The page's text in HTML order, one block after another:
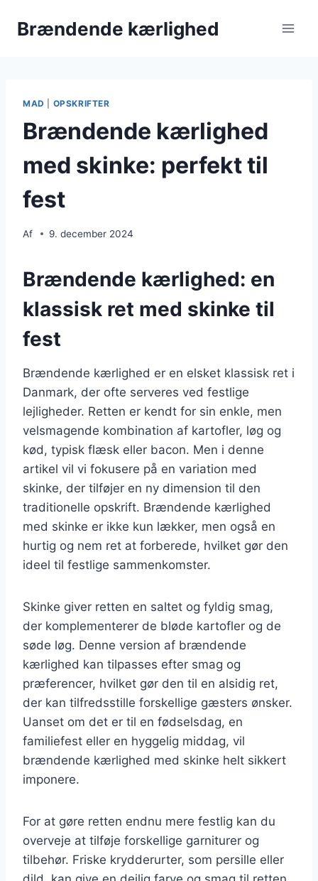
Brændende kærlighed
MAD OPSKRIFTER
Brændende kærlighed
med skinke: perfekt til
fest
Af 9. december 2024
Brændende kærlighed: en
klassisk ret med skinke til
fest
Brændende kærlighed er en elsket klassisk ret i
Danmark, der ofte serveres ved festlige
lejligheder. Retten er kendt for sin enkle, men
velsmagende kombination af kartofler, løg og
kød, typisk flæsk eller bacon. Men i denne
artikel vil vi fokusere på en variation med
skinke, der tilføjer en ny dimension til den
traditionelle opskrift. Brændende kærlighed
med skinke er ikke kun lækker, men også en
hurtig og nem ret at forberede, hvilket gør den
ideel til festlige sammenkomster.
Skinke giver retten en saltet og fyldig smag,
der komplementerer de bløde kartofler og de
søde løg. Denne version af brændende
kærlighed kan tilpasses efter smag og
præferencer, hvilket gør den til en alsidig ret,
der kan tilfredsstille forskellige gæsters ønsker.
Uanset om det er til en fødselsdag, en
familiefest eller en hyggelig middag, vil
brændende kærlighed med skinke helt sikkert
imponere.
For at gøre retten endnu mere festlig kan du
overveje at tilføje forskellige garniturer og
tilbehør. Friske krydderurter, som persille eller